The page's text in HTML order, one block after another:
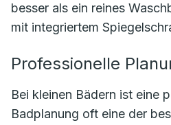
besser als ein reines
mit integriertem
Professionelle
Bei kleinen Bädern ist eine
Badplanung oft eine der